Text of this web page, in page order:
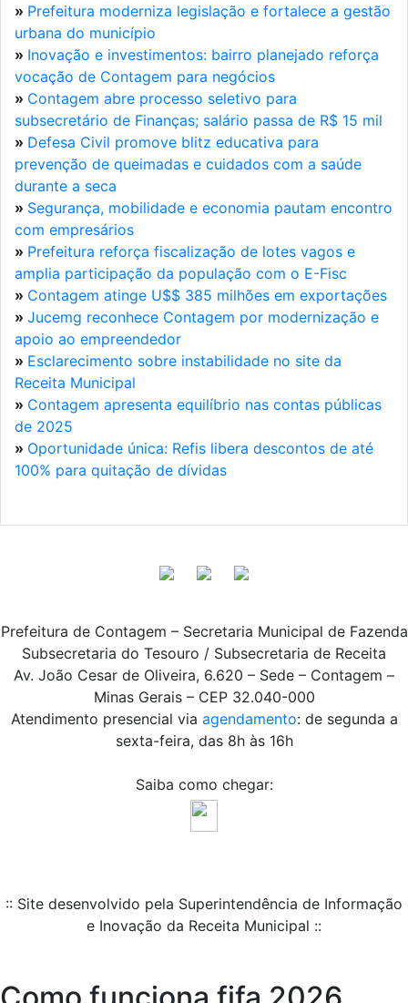
» Prefeitura moderniza legislação e fortalece a gestão
urbana do município
» Inovação e investimentos: bairro planejado reforça
vocação de Contagem para negócios
» Contagem abre processo seletivo para
subsecretário de Finanças; salário passa de R$ 15 mil
» Defesa Civil promove blitz educativa para
prevenção de queimadas e cuidados com a saúde
durante a seca
» Segurança, mobilidade e economia pautam encontro
com empresários
» Prefeitura reforça fiscalização de lotes vagos e
amplia participação da população com o E-Fisc
» Contagem atinge U$$ 385 milhões em exportações
» Jucemg reconhece Contagem por modernização e
apoio ao empreendedor
» Esclarecimento sobre instabilidade no site da
Receita Municipal
» Contagem apresenta equilíbrio nas contas públicas
de 2025
» Oportunidade única: Refis libera descontos de até
100% para quitação de dívidas
Prefeitura de Contagem – Secretaria Municipal de Fazenda
Subsecretaria do Tesouro / Subsecretaria de Receita
Av. João Cesar de Oliveira, 6.620 – Sede – Contagem –
Minas Gerais – CEP 32.040-000
Atendimento presencial via agendamento: de segunda a
sexta-feira, das 8h às 16h
Saiba como chegar:
:: Site desenvolvido pela Superintendência de Informação
e Inovação da Receita Municipal ::